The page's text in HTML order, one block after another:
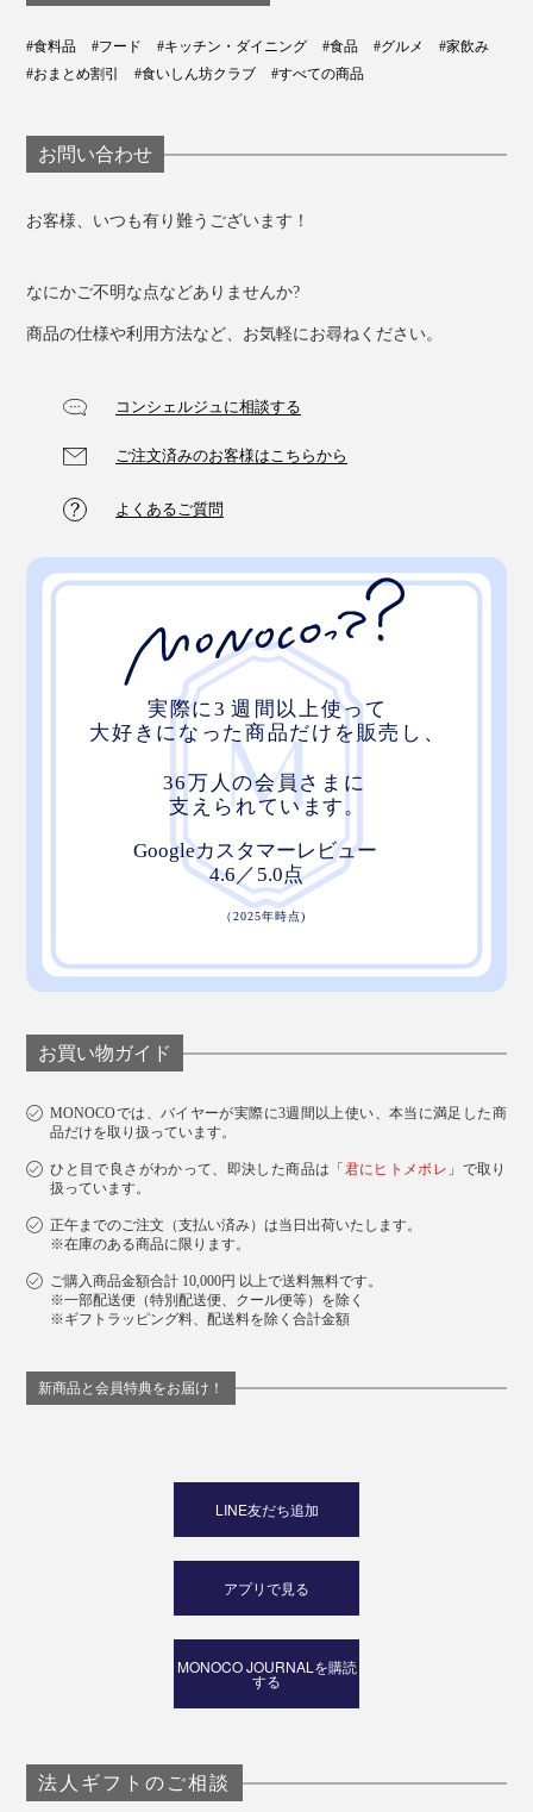
#食料品 #フード #キッチン・ダイニング #食品 #グルメ
#家飲み
#おまとめ割引
#食いしん坊クラブ #すべての商品
お問い合わせ
お客様、いつも有り難うございます！
なにかご不明な点などありませんか?
商品の仕様や利用方法など、お気軽にお尋ねください。
コンシェルジュに相談する
ご注文済みのお客様はこちらから
よくあるご質問
お買い物ガイド
MONOCOでは、バイヤーが実際に3週間以上使い、本当に満足した商
品だけを取り扱っています。
ひと目で良さがわかって、即決した商品は「君にヒトメボレ 」で取り
扱っています。
正午までのご注文（支払い済み）は当日出荷いたします。
※在庫のある商品に限ります。
ご購入商品金額合計 10,000円 以上で送料無料です。
※一部配送便（特別配送便、クール便等）を除く
※ギフトラッピング料、配送料を除く合計金額
新商品と会員特典をお届け！
LINE友だち追加
アプリで見る
MONOCO JOURNALを購読
する
法人ギフトのご相談